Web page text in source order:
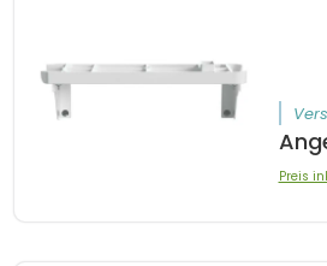
Preis